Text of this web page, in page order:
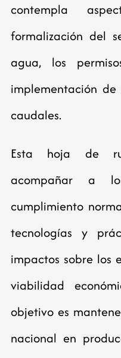
contempla
formalización del
agua, los
implementación
caudales.
Esta hoja de
acompañar a
cumplimiento
tecnologías y
impactos sobre los
viabilidad
objetivo es
nacional en